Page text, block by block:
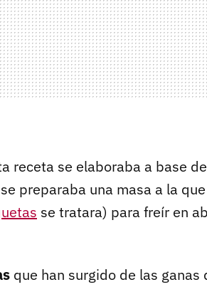
receta se elaboraba a base
preparaba una masa a la
se tratara) para freír en
que han surgido de las ganas